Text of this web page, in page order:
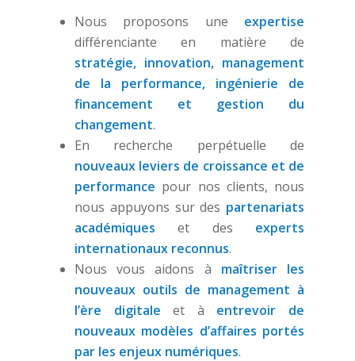
Nous proposons une expertise
différenciante en matière de
stratégie, innovation, management
de la performance, ingénierie de
financement et gestion du
changement.
En recherche perpétuelle de
nouveaux leviers de croissance et de
performance pour nos clients, nous
nous appuyons sur des partenariats
académiques et des experts
internationaux reconnus.
Nous vous aidons à maîtriser les
nouveaux outils de management à
l’ère digitale et à entrevoir de
nouveaux modèles d’affaires portés
par les enjeux numériques.